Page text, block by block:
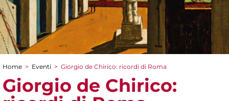
Tu sei qui
Home > Eventi > Giorgio de Chirico: ricordi di Roma
Giorgio de Chirico: